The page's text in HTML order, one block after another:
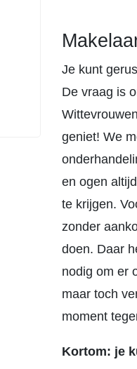
Je kunt
De vraag is
geniet! We
en ogen
te krijgen.
zonder
doen. Daar
nodig om er
maar toch
moment
Kortom: je